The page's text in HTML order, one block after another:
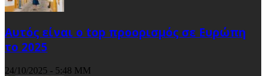
Αυτός είναι ο top προορισμός σε Ευρώπη
το 2025
24/10/2025 - 5:48 ΜΜ